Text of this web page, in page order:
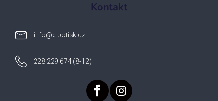
Kontakt
info@e-potisk.cz
228 229 674 (8-12)